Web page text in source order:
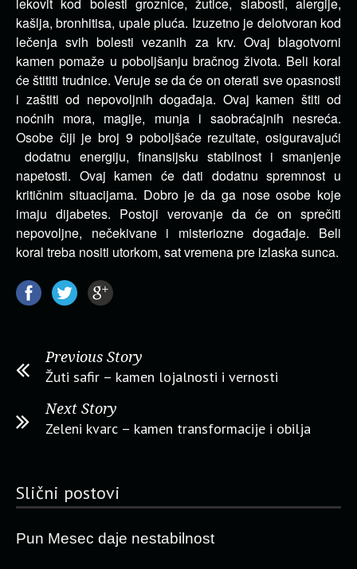
kašlja, bronhitisa, upale pluća. Izuzetno je delotvoran kod
lečenja svih bolesti vezanih za krv. Ovaj blagotvorni
kamen pomaže u poboljšanju bračnog života. Beli koral
će štititi trudnice. Veruje se da će on oterati sve opasnosti
i zaštiti od nepovoljnih događaja. Ovaj kamen štiti od
noćnih mora, magije, munja i saobraćajnih nesreća.
Osobe čiji je broj 9 poboljšaće rezultate, osiguravajući
dodatnu energiju, finansijsku stabilnost i smanjenje
napetosti. Ovaj kamen će dati dodatnu spremnost u
kritičnim situacijama. Dobro je da ga nose osobe koje
imaju dijabetes. Postoji verovanje da će on sprečiti
nepovoljne, nečekivane i misteriozne događaje. Beli
koral treba nositi utorkom, sat vremena pre izlaska sunca.
Previous Story
Žuti safir – kamen lojalnosti i vernosti
Next Story
Zeleni kvarc – kamen transformacije i obilja
Slični postovi
Pun Mesec daje nestabilnost